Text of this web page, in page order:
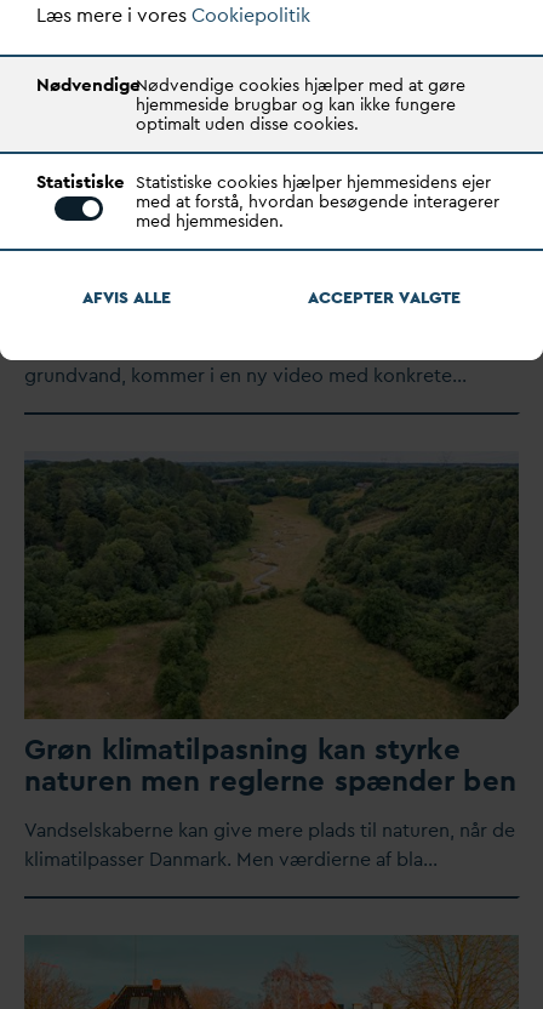
inspirere de lokale treparter
grundvand, kommer i en ny video med konkrete…
Grøn klimatilpasning kan styrke
naturen men reglerne spænder ben
Vandselskaberne kan give mere plads til naturen, når de
klimatilpasser Danmark. Men værdierne af bla…
Læs mere i voresCookiepolitik
NødvendigeNødvendige cookies hjælper med at gøre
hjemmeside brugbar og kan ikke fungere
optimalt uden disse cookies.
Statistiske Statistiske cookies hjælper hjemmesidens ejer
med at forstå, hvordan besøgende interagerer
med hjemmesiden.
AFVIS ALLE ACCEPTERVALGTE